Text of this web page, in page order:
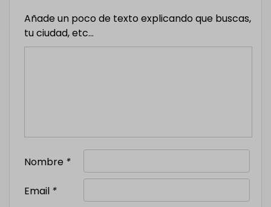
Añade un poco de texto explicando que buscas,
tu ciudad, etc...
Nombre *
Email *